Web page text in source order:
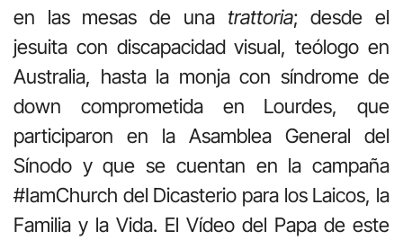
en las mesas de una trattoria; desde el
jesuita con discapacidad visual, teólogo en
Australia, hasta la monja con síndrome de
down comprometida en Lourdes, que
participaron en la Asamblea General del
Sínodo y que se cuentan en la campaña
#IamChurch del Dicasterio para los Laicos, la
Familia y la Vida. El Vídeo del Papa de este